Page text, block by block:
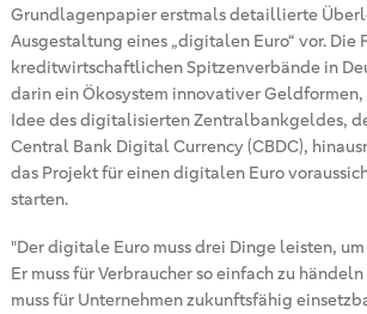
Grundlagenpapier erstmals detaillierte
Ausgestaltung eines „digitalen Euro“ vor. Die
kreditwirtschaftlichen Spitzenverbände in
darin ein Ökosystem innovativer
Idee des digitalisierten Zentralbankgeldes,
Central Bank Digital Currency (CBDC),
das Projekt für einen digitalen Euro
starten.
"Der digitale Euro muss drei Dinge leisten,
Er muss für Verbraucher so einfach zu
muss für Unternehmen zukunftsfähig